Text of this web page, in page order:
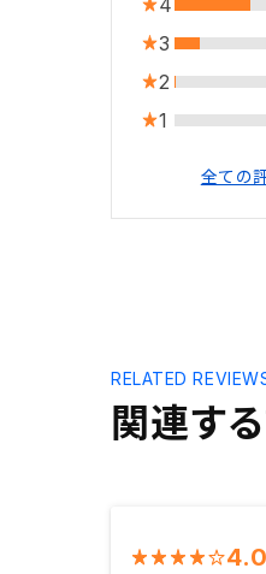
3
2
1
全ての
関連す
RELATED
4.0